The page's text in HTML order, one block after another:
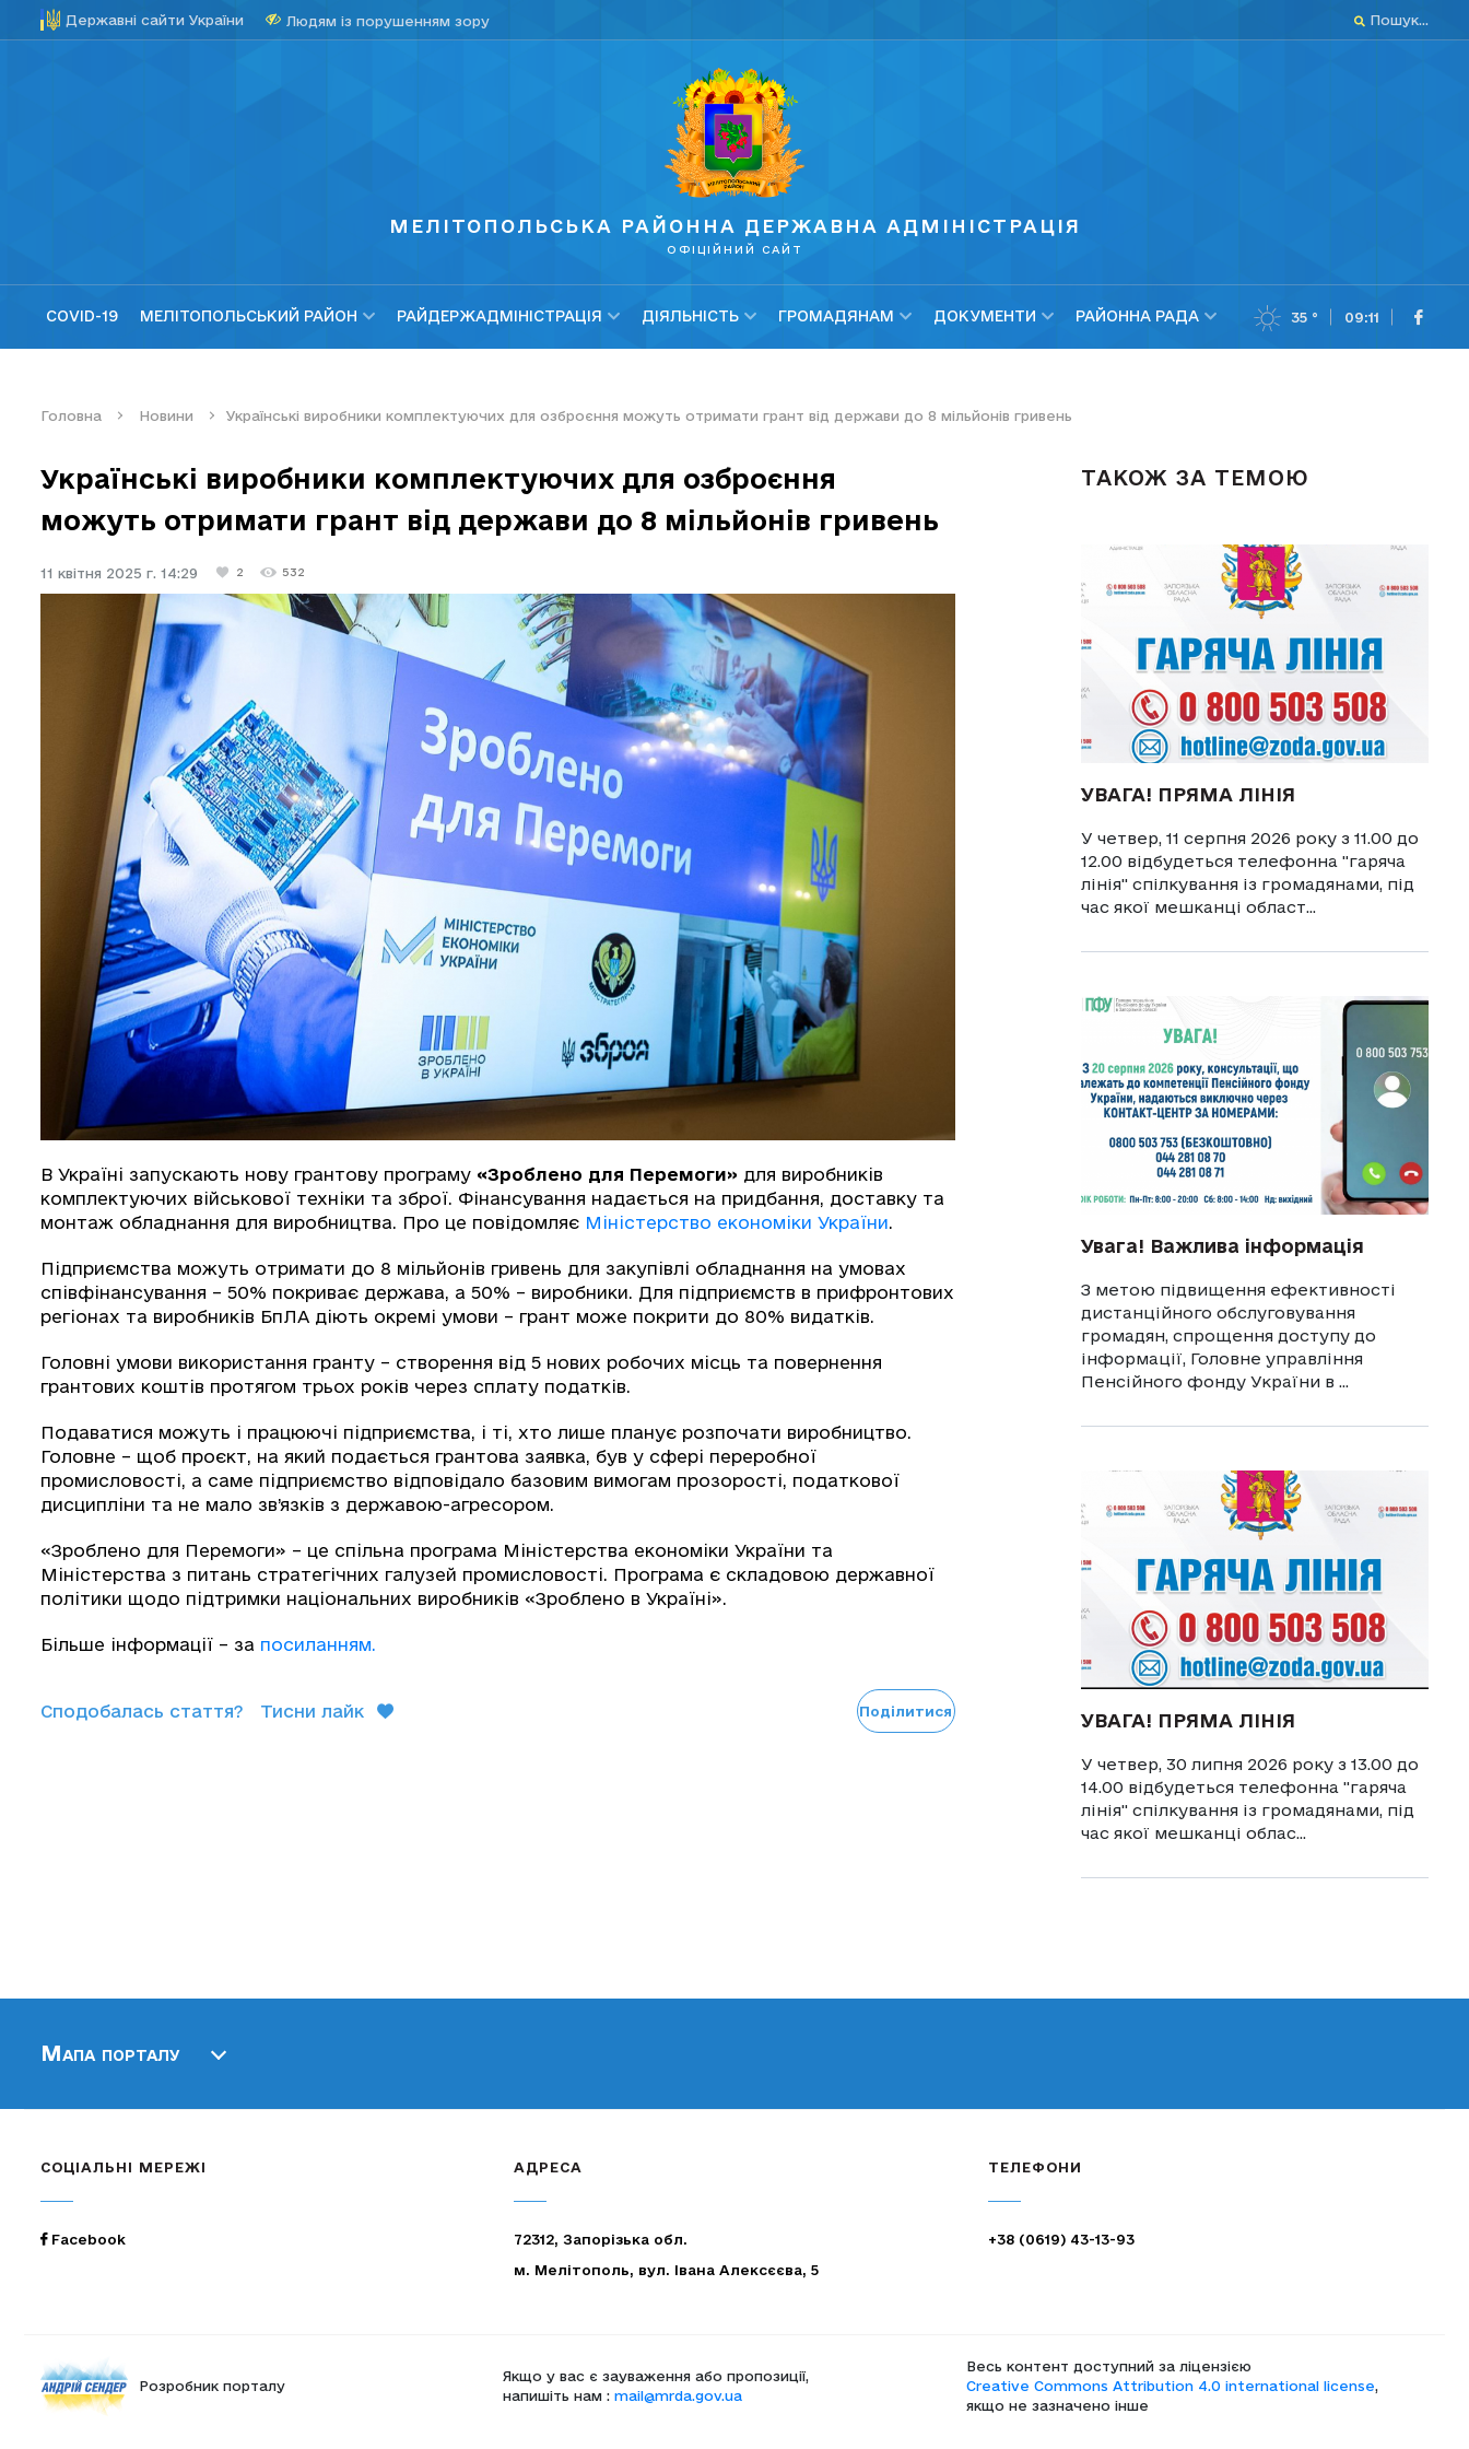
Державні сайти України Людям із порушенням зору Пошук...
МЕЛІТОПОЛЬСЬКА РАЙОННА ДЕРЖАВНА АДМІНІСТРАЦІЯ
ОФІЦІЙНИЙ САЙТ
COVID-19 МЕЛІТОПОЛЬСЬКИЙ РАЙОН РАЙДЕРЖАДМІНІСТРАЦІЯ ДІЯЛЬНІСТЬ ГРОМАДЯНАМ ДОКУМЕНТИ РАЙОННА РАДА 35 ° 09:11
Головна Новини Українські виробники комплектуючих для озброєння можуть отримати грант від держави до 8 мільйонів гривень
Українські виробники комплектуючих для озброєння
можуть отримати грант від держави до 8 мільйонів гривень
11 квітня 2025 г. 14:29 2 532
В Україні запускають нову грантову програму «Зроблено для Перемоги» для виробників
комплектуючих військової техніки та зброї. Фінансування надається на придбання, доставку та
монтаж обладнання для виробництва. Про це повідомляє Міністерство економіки України.
Підприємства можуть отримати до 8 мільйонів гривень для закупівлі обладнання на умовах
співфінансування – 50% покриває держава, а 50% – виробники. Для підприємств в прифронтових
регіонах та виробників БпЛА діють окремі умови – грант може покрити до 80% видатків.
Головні умови використання гранту – створення від 5 нових робочих місць та повернення
грантових коштів протягом трьох років через сплату податків.
Подаватися можуть і працюючі підприємства, і ті, хто лише планує розпочати виробництво.
Головне – щоб проєкт, на який подається грантова заявка, був у сфері переробної
промисловості, а саме підприємство відповідало базовим вимогам прозорості, податкової
дисципліни та не мало зв’язків з державою-агресором.
«Зроблено для Перемоги» – це спільна програма Міністерства економіки України та
Міністерства з питань стратегічних галузей промисловості. Програма є складовою державної
політики щодо підтримки національних виробників «Зроблено в Україні».
Більше інформації – за посиланням.
Сподобалась стаття? Тисни лайк Поділитися
ТАКОЖ ЗА ТЕМОЮ
УВАГА! ПРЯМА ЛІНІЯ
У четвер, 11 серпня 2026 року з 11.00 до
12.00 відбудеться телефонна "гаряча
лінія" спілкування із громадянами, під
час якої мешканці област...
Увага! Важлива інформація
З метою підвищення ефективності
дистанційного обслуговування
громадян, спрощення доступу до
інформації, Головне управління
Пенсійного фонду України в ...
УВАГА! ПРЯМА ЛІНІЯ
У четвер, 30 липня 2026 року з 13.00 до
14.00 відбудеться телефонна "гаряча
лінія" спілкування із громадянами, під
час якої мешканці облас...
Мапа порталу
СОЦІАЛЬНІ МЕРЕЖІ
Facebook
АДРЕСА
72312, Запорізька обл.
м. Мелітополь, вул. Івана Алексєєва, 5
ТЕЛЕФОНИ
+38 (0619) 43-13-93
Розробник порталу
Якщо у вас є зауваження або пропозиції,
напишіть нам :mail@mrda.gov.ua
Весь контент доступний за ліцензією
Creative Commons Attribution 4.0 international license,
якщо не зазначено інше